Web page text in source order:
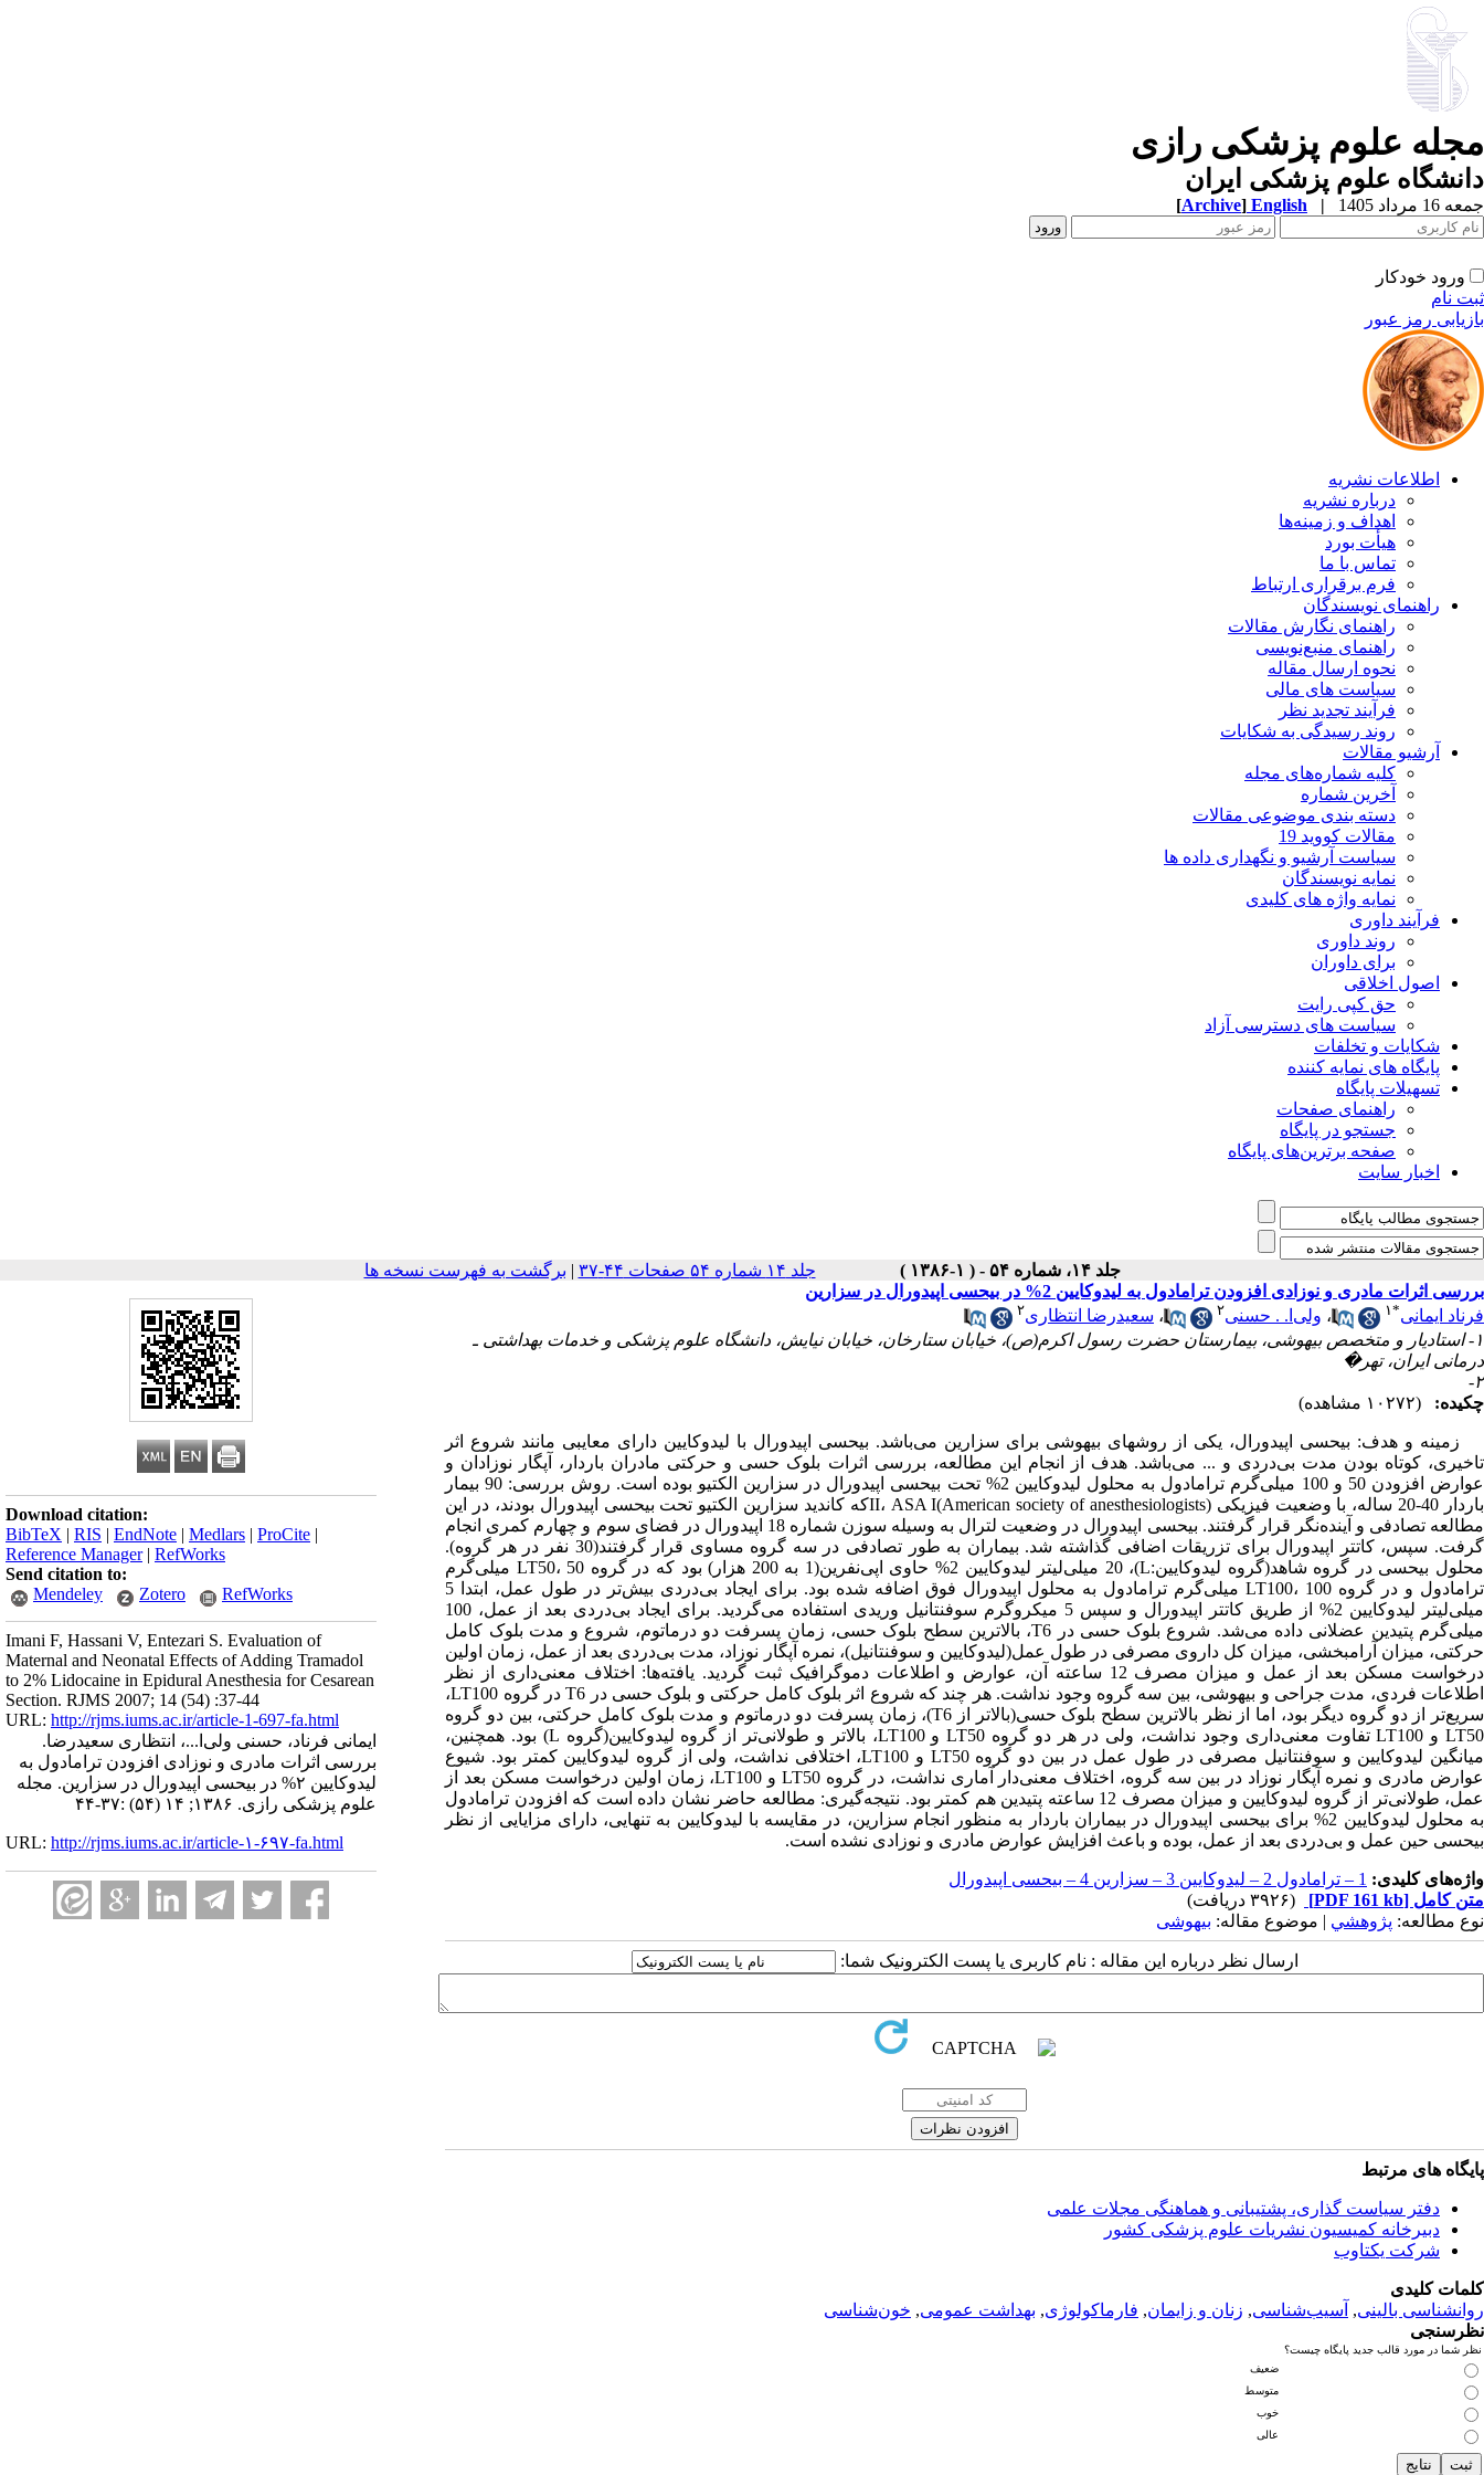
مجله علوم پزشکی رازی
دانشگاه علوم پزشکی ایران
جمعه 16 مرداد 1405 |
English
[Archive]
ورود خودکار
ثبت نام
بازیابی رمز عبور
اطلاعات نشریه
درباره نشریه
اهداف و زمینه‌ها
هیأت بورد
تماس با ما
فرم برقراری ارتباط
راهنمای نویسندگان
راهنمای نگارش مقالات
راهنمای منبع‌نویسی
نحوه ارسال مقاله
سیاست های مالی
فرآیند تجدید نظر
روند رسیدگی به شکایات
آرشیو مقالات
کلیه شماره‌های مجله
آخرین شماره
دسته بندی موضوعی مقالات
مقالات کووید 19
سیاست آرشیو و نگهداری داده ها
نمایه نویسندگان
نمایه واژه های کلیدی
فرآیند داوری
روند داوری
برای داوران
اصول اخلاقی
حق کپی رایت
سیاست های دسترسی آزاد
شکایات و تخلفات
پایگاه های نمایه کننده
تسهیلات پایگاه
راهنمای صفحات
جستجو در پایگاه
صفحه برترین‌های پایگاه
اخبار سایت
جلد ۱۴، شماره ۵۴ - ( ۱-۱۳۸۶ ) جلد ۱۴ شماره ۵۴ صفحات ۴۴-۳۷ | برگشت به فهرست نسخه ها
Download citation:
BibTeX | RIS | EndNote | Medlars | ProCite |
Reference Manager| RefWorks
Send citation to:
Mendeley
Zotero RefWorks
Imani F, Hassani V, Entezari S. Evaluation of
Maternal and Neonatal Effects of Adding Tramadol
to 2% Lidocaine in Epidural Anesthesia for Cesarean
Section. RJMS 2007; 14 (54) :37-44
URL: http://rjms.iums.ac.ir/article-1-697-fa.html
ایمانی فرناد، حسنی ولی‌ا...، انتظاری سعیدرضا.
بررسی اثرات مادری و نوزادی افزودن ترامادول به
لیدوکایین ۲% در بیحسی اپیدورال در سزارین. مجله
علوم پزشکی رازی. ۱۳۸۶; ۱۴ (۵۴) :۳۷-۴۴
URL: http://rjms.iums.ac.ir/article-۱-۶۹۷-fa.html
بررسی اثرات مادری و نوزادی افزودن ترامادول به لیدوکایین 2% در بیحسی اپیدورال در سزارین
فرناد ایمانی*۱ ، ولی‌ا. . حسنی۲ ، سعیدرضا انتظاری۲
۱- استادیار و متخصص بیهوشی، بیمارستان حضرت رسول اکرم(ص)، خیابان ستارخان، خیابان نیایش، دانشگاه علوم پزشکی و خدمات بهداشتی ـ
درمانی ایران، تهر�
۲-
چکیده:
(۱۰۲۷۲ مشاهده)
زمینه و هدف: بیحسی اپیدورال، یکی از روشهای بیهوشی برای سزارین می‌باشد. بیحسی اپیدورال با لیدوکایین دارای معایبی مانند شروع اثر
تاخیری، کوتاه بودن مدت بی‌دردی و ... می‌باشد. هدف از انجام این مطالعه، بررسی اثرات بلوک حسی و حرکتی مادران باردار، آپگار نوزادان و
عوارض افزودن 50 و 100 میلی‌گرم ترامادول به محلول لیدوکایین 2% تحت بیحسی اپیدورال در سزارین الکتیو بوده است. روش بررسی: 90 بیمار
باردار 40-20 ساله، با وضعیت فیزیکی II، ASA I(American society of anesthesiologists)که کاندید سزارین الکتیو تحت بیحسی اپیدورال بودند، در این
مطالعه تصادفی و آینده‌نگر قرار گرفتند. بیحسی اپیدورال در وضعیت لترال به وسیله سوزن شماره 18 اپیدورال در فضای سوم و چهارم کمری انجام
گرفت. سپس، کاتتر اپیدورال برای تزریقات اضافی گذاشته شد. بیماران به طور تصادفی در سه گروه مساوی قرار گرفتند(30 نفر در هر گروه).
محلول بیحسی در گروه شاهد(گروه لیدوکایین:L)، 20 میلی‌لیتر لیدوکایین 2% حاوی اپی‌نفرین(1 به 200 هزار) بود که در گروه LT50، 50 میلی‌گرم
ترامادول و در گروه LT100، 100 میلی‌گرم ترامادول به محلول اپیدورال فوق اضافه شده بود. برای ایجاد بی‌دردی بیش‌تر در طول عمل، ابتدا 5
میلی‌لیتر لیدوکایین 2% از طریق کاتتر اپیدورال و سپس 5 میکروگرم سوفنتانیل وریدی استفاده می‌گردید. برای ایجاد بی‌دردی بعد از عمل، 100
میلی‌گرم پتیدین عضلانی داده می‌شد. شروع بلوک حسی در T6، بالاترین سطح بلوک حسی، زمان پسرفت دو درماتوم، شروع و مدت بلوک کامل
حرکتی، میزان آرامبخشی، میزان کل داروی مصرفی در طول عمل(لیدوکایین و سوفنتانیل)، نمره آپگار نوزاد، مدت بی‌دردی بعد از عمل، زمان اولین
درخواست مسکن بعد از عمل و میزان مصرف 12 ساعته آن، عوارض و اطلاعات دموگرافیک ثبت گردید. یافته‌ها: اختلاف معنی‌داری از نظر
اطلاعات فردی، مدت جراحی و بیهوشی، بین سه گروه وجود نداشت. هر چند که شروع اثر بلوک کامل حرکتی و بلوک حسی در T6 در گروه LT100،
سریع‌تر از دو گروه دیگر بود، اما از نظر بالاترین سطح بلوک حسی(بالاتر از T6)، زمان پسرفت دو درماتوم و مدت بلوک کامل حرکتی، بین دو گروه
LT50 و LT100 تفاوت معنی‌داری وجود نداشت، ولی در هر دو گروه LT50 و LT100، بالاتر و طولانی‌تر از گروه لیدوکایین(گروه L) بود. همچنین،
میانگین لیدوکایین و سوفنتانیل مصرفی در طول عمل در بین دو گروه LT50 و LT100، اختلافی نداشت، ولی از گروه لیدوکایین کمتر بود. شیوع
عوارض مادری و نمره آپگار نوزاد در بین سه گروه، اختلاف معنی‌دار آماری نداشت، در گروه LT50 و LT100، زمان اولین درخواست مسکن بعد از
عمل، طولانی‌تر از گروه لیدوکایین و میزان مصرف 12 ساعته پتیدین هم کمتر بود. نتیجه‌گیری: مطالعه حاضر نشان داده است که افزودن ترامادول
به محلول لیدوکایین 2% برای بیحسی اپیدورال در بیماران باردار به منظور انجام سزارین، در مقایسه با لیدوکایین به تنهایی، دارای مزایایی از نظر
بیحسی حین عمل و بی‌دردی بعد از عمل، بوده و باعث افزایش عوارض مادری و نوزادی نشده است.
واژه‌های کلیدی: 1 – ترامادول 2 – لیدوکایین 3 – سزارین 4 – بیحسی اپیدورال
متن کامل [PDF 161 kb]
(۳۹۲۶ دریافت)
نوع مطالعه: پژوهشي | موضوع مقاله: بیهوشی
ارسال نظر درباره این مقاله : نام کاربری یا پست الکترونیک شما:
پایگاه های مرتبط
دفتر سیاست گذاری، پشتیبانی و هماهنگی مجلات علمی
دبیرخانه کمیسیون نشریات علوم پزشکی کشور
شرکت یکتاوب
کلمات کلیدی
روانشناسی بالینی, آسیب‌شناسی, زنان و زایمان, فارماکولوژی, بهداشت عمومی, خون‌شناسی
نظرسنجی
نظر شما در مورد قالب جدید پایگاه چیست؟
ضعیف
متوسط
خوب
عالی